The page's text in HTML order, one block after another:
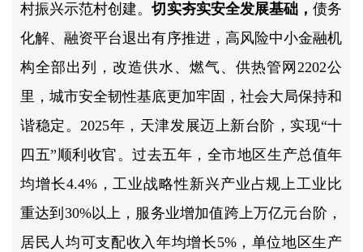
村振兴示范村创建。切实夯实安全发展基础，债务
化解、融资平台退出有序推进，高风险中小金融机
构全部出列，改造供水、燃气、供热管网2202公
里，城市安全韧性基底更加牢固，社会大局保持和
谐稳定。2025年，天津发展迈上新台阶，实现“十
四五”顺利收官。过去五年，全市地区生产总值年
均增长4.4%，工业战略性新兴产业占规上工业比
重达到30%以上，服务业增加值跨上万亿元台阶，
居民人均可支配收入年均增长5%，单位地区生产